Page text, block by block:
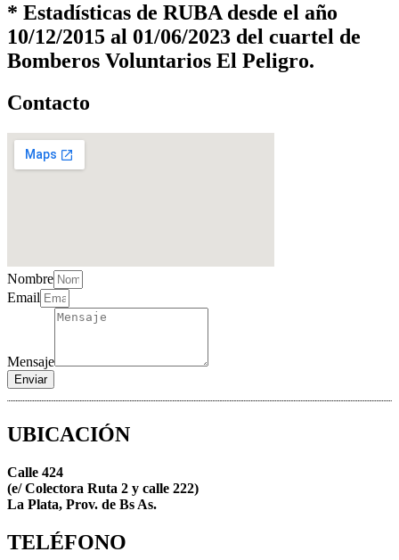
* Estadísticas de RUBA desde el año
10/12/2015 al 01/06/2023 del cuartel de
Bomberos Voluntarios El Peligro.
Contacto
Nombre
Email
Mensaje
Enviar
UBICACIÓN
Calle 424
(e/ Colectora Ruta 2 y calle 222)
La Plata, Prov. de Bs As.
TELÉFONO